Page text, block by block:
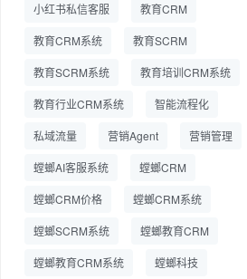
小红书私信客服 教育CRM
教育CRM系统 教育SCRM
教育SCRM系统 教育培训CRM系统
教育行业CRM系统 智能流程化
私域流量 营销Agent 营销管理
螳螂AI客服系统 螳螂CRM
螳螂CRM价格 螳螂CRM系统
螳螂SCRM系统 螳螂教育CRM
螳螂教育CRM系统 螳螂科技